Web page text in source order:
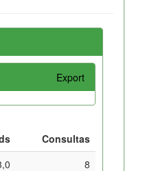
Export
Consultas
8